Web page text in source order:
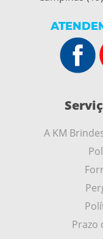
A KM
Prazo